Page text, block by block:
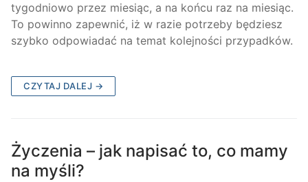
tygodniowo przez miesiąc, a na końcu raz na miesiąc.
To powinno zapewnić, iż w razie potrzeby będziesz
szybko odpowiadać na temat kolejności przypadków.
CZYTAJ DALEJ →
Życzenia – jak napisać to, co mamy
na myśli?